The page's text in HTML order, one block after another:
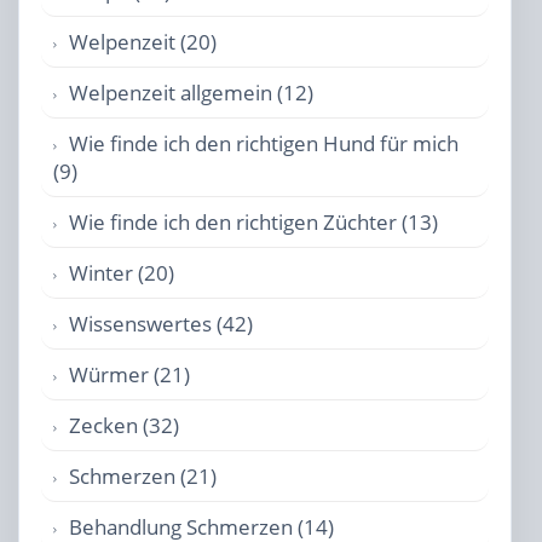
Welpenzeit (20)
Welpenzeit allgemein (12)
Wie finde ich den richtigen Hund für mich
(9)
Wie finde ich den richtigen Züchter (13)
Winter (20)
Wissenswertes (42)
Würmer (21)
Zecken (32)
Schmerzen (21)
Behandlung Schmerzen (14)